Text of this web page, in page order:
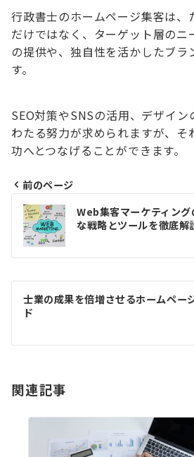
行政書士のホームページ集客は、
だけではなく、ターゲット層のニ
の提供や、独自性を活かしたブラ
す。
SEO対策やSNSの活用、デザイン
わたる努力が求められますが、そ
功へとつなげることができます。
投
稿
ナ
ビ
ゲ
ー
シ
ン
前のページ
Web集客マーケティン
な戦略とツールを徹底解
士業の成果を倍増させるホームペー
ド
関連記事